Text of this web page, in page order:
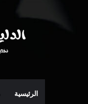
الرئيسية